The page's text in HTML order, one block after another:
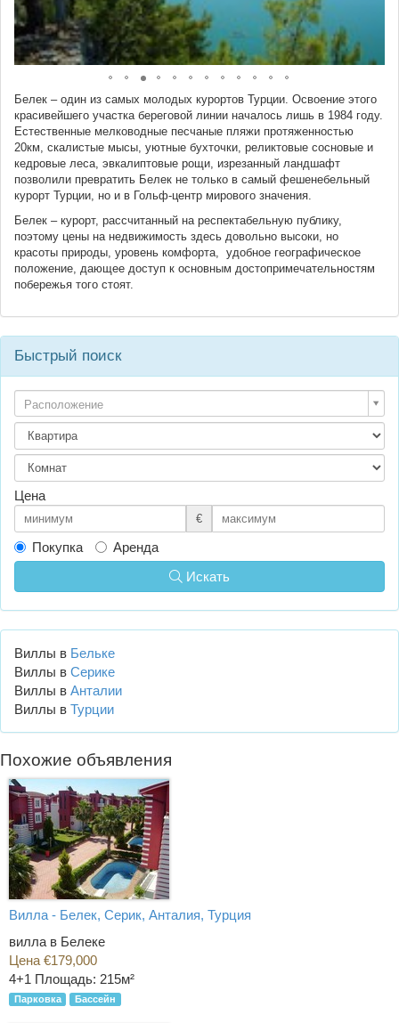
Белек – один из самых молодых курортов Турции. Освоение этого
красивейшего участка береговой линии началось лишь в 1984 году.
Естественные мелководные песчаные пляжи протяженностью
20км, скалистые мысы, уютные бухточки, реликтовые сосновые и
кедровые леса, эвкалиптовые рощи, изрезанный ландшафт
позволили превратить Белек не только в самый фешенебельный
курорт Турции, но и в Гольф-центр мирового значения.
Белек – курорт, рассчитанный на респектабельную публику,
поэтому цены на недвижимость здесь довольно высоки, но
красоты природы, уровень комфорта, удобное географическое
положение, дающее доступ к основным достопримечательностям
побережья того стоят.
Быстрый поиск
Расположение
Цена
€
Покупка
Аренда
Искать
Виллы в Бельке
Виллы в Серике
Виллы в Анталии
Виллы в Турции
Похожие объявления
Вилла - Белек, Серик, Анталия, Турция
вилла в Белеке
Цена €179,000
4+1 Площадь: 215м²
Парковка Бассейн